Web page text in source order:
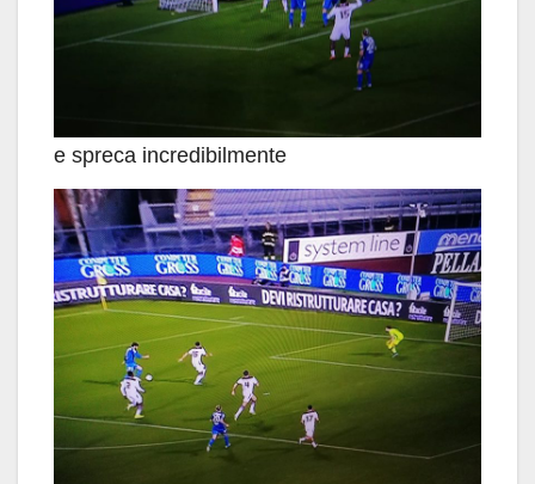
e spreca incredibilmente